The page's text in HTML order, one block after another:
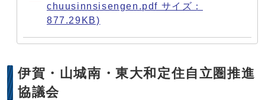
chuusinnsisengen.pdf サイズ：
877.29KB)
伊賀・山城南・東大和定住自立圏推進
協議会